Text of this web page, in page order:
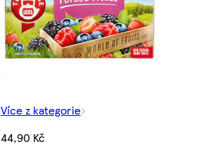
Více z kategorie
44,90 Kč